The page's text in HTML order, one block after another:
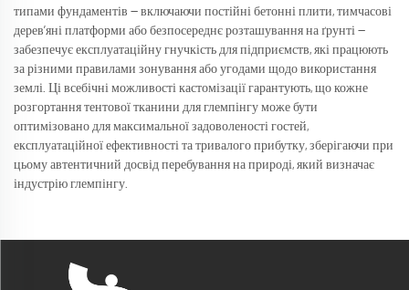
типами фундаментів — включаючи постійні бетонні плити, тимчасові
дерев’яні платформи або безпосереднє розташування на ґрунті —
забезпечує експлуатаційну гнучкість для підприємств, які працюють
за різними правилами зонування або угодами щодо використання
землі. Ці всебічні можливості кастомізації гарантують, що кожне
розгортання тентової тканини для глемпінгу може бути
оптимізовано для максимальної задоволеності гостей,
експлуатаційної ефективності та тривалого прибутку, зберігаючи при
цьому автентичний досвід перебування на природі, який визначає
індустрію глемпінгу.